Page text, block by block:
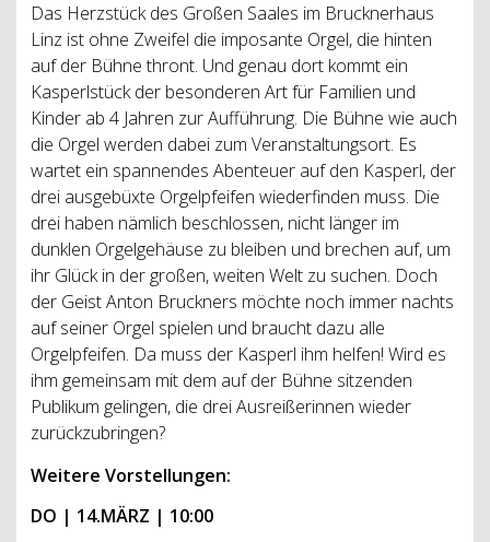
Das Herzstück des Großen Saales im Brucknerhaus
Linz ist ohne Zweifel die imposante Orgel, die hinten
auf der Bühne thront. Und genau dort kommt ein
Kasperlstück der besonderen Art für Familien und
Kinder ab 4 Jahren zur Aufführung. Die Bühne wie auch
die Orgel werden dabei zum Veranstaltungsort. Es
wartet ein spannendes Abenteuer auf den Kasperl, der
drei ausgebüxte Orgelpfeifen wiederfinden muss. Die
drei haben nämlich beschlossen, nicht länger im
dunklen Orgelgehäuse zu bleiben und brechen auf, um
ihr Glück in der großen, weiten Welt zu suchen. Doch
der Geist Anton Bruckners möchte noch immer nachts
auf seiner Orgel spielen und braucht dazu alle
Orgelpfeifen. Da muss der Kasperl ihm helfen! Wird es
ihm gemeinsam mit dem auf der Bühne sitzenden
Publikum gelingen, die drei Ausreißerinnen wieder
zurückzubringen?
Weitere Vorstellungen:
DO | 14.MÄRZ | 10:00